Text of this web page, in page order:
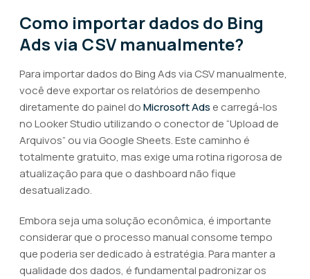
Como importar dados do Bing
Ads via CSV manualmente?
Para importar dados do Bing Ads via CSV manualmente,
você deve exportar os relatórios de desempenho
diretamente do painel doMicrosoft Ads e carregá-los
no Looker Studio utilizando o conector de “Upload de
Arquivos” ou via Google Sheets. Este caminho é
totalmente gratuito, mas exige uma rotina rigorosa de
atualização para que o dashboard não fique
desatualizado.
Embora seja uma solução econômica, é importante
considerar que o processo manual consome tempo
que poderia ser dedicado à estratégia. Para manter a
qualidade dos dados, é fundamental padronizar os